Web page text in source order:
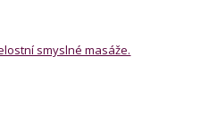
smyslné masáže.